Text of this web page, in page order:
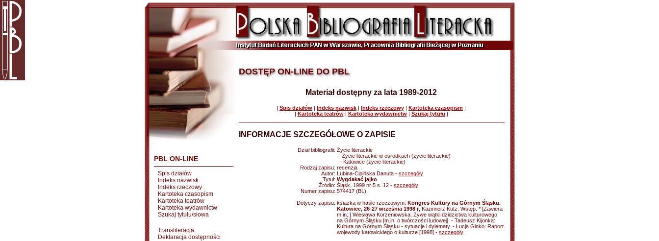
PBL ON-LINE
Spis działów
Indeks nazwisk
Indeks rzeczowy
Kartoteka czasopism
Kartoteka teatrów
Kartoteka wydawnictw
Szukaj tytułu/słowa
Transliteracja
Deklaracja dostępności
DOSTĘP ON-LINE DO PBL
Materiał dostępny za lata 1989-2012
| Spis działów | Indeks nazwisk | Indeks rzeczowy | Kartoteka czasopism |
| Kartoteka teatrów| Kartoteka wydawnictw| Szukaj tytułu |
INFORMACJE SZCZEGÓŁOWE O ZAPISIE
Dział bibliografii: Życie literackie
- Życie literackie w ośrodkach (życie literackie)
- Katowice (życie literackie)
Rodzaj zapisu: recenzja
Autor: Lubina-Cipińska Danuta - szczegóły
Tytuł: Wygdakać jajko
Źródło: Śląsk, 1999 nr 5 s. 12 - szczegóły
Numer zapisu: 574417 (BL)
Dotyczy zapisu: książka w haśle rzeczowym: Kongres Kultury na Górnym Śląsku.
Katowice, 26-27 września 1998 r, Kazimierz Kutz: Wstęp. * [Zawiera
m.in.:] Wiesława Korzeniowska: Żywe wątki dzidzictwa kulturowego
na Górnym Śląsku [m.in. o twórczości ludowej]. - Tadeusz Kijonka:
Kultura na Górnym Śląsku - sytuacje i dylematy. - Łucja Ginko: Raport
wojewody katowickiego o kulturze [1998] - szczegóły